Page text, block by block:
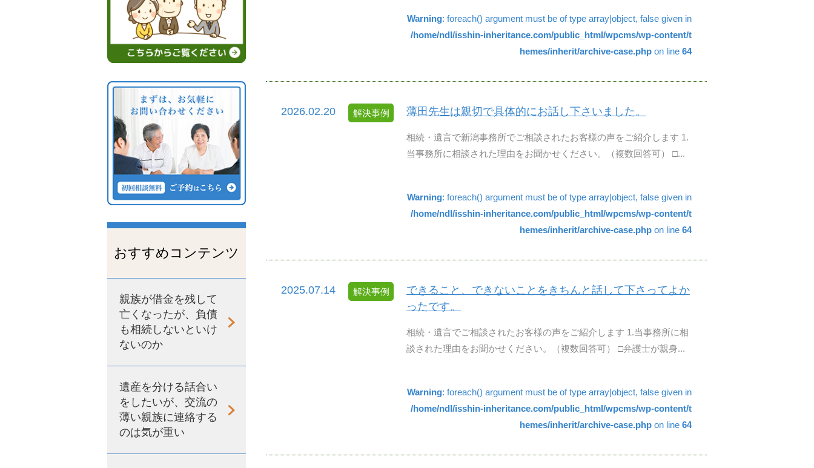
Warning: foreach() argument must be of type array|object, false given in
/home/ndl/isshin-inheritance.com/public_html/wpcms/wp-content/t
hemes/inherit/archive-case.php on line 64
2026.02.20 解決事例 薄田先生は親切で具体的にお話し下さいました。
相続・遺言で新潟事務所でご相談されたお客様の声をご紹介します 1.
当事務所に相談された理由をお聞かせください。（複数回答可） □...
Warning: foreach() argument must be of type array|object, false given in
/home/ndl/isshin-inheritance.com/public_html/wpcms/wp-content/t
hemes/inherit/archive-case.php on line 64
2025.07.14 解決事例
できること、できないことをきちんと話して下さってよか
ったです。
相続・遺言でご相談されたお客様の声をご紹介します 1.当事務所に相
談された理由をお聞かせください。（複数回答可） □弁護士が親身...
Warning: foreach() argument must be of type array|object, false given in
/home/ndl/isshin-inheritance.com/public_html/wpcms/wp-content/t
hemes/inherit/archive-case.php on line 64
おすすめコンテンツ
親族が借金を残して
亡くなったが、負債
も相続しないといけ
ないのか
遺産を分ける話合い
をしたいが、交流の
薄い親族に連絡する
のは気が重い